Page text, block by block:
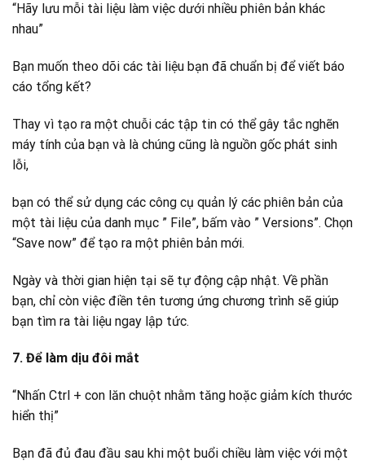
“Hãy lưu mỗi tài liệu làm việc dưới nhiều phiên bản khác
nhau”
Bạn muốn theo dõi các tài liệu bạn đã chuẩn bị để viết báo
cáo tổng kết?
Thay vì tạo ra một chuỗi các tập tin có thể gây tắc nghẽn
máy tính của bạn và là chúng cũng là nguồn gốc phát sinh
lỗi,
bạn có thể sử dụng các công cụ quản lý các phiên bản của
một tài liệu của danh mục ” File”, bấm vào ” Versions”. Chọn
“Save now” để tạo ra một phiên bản mới.
Ngày và thời gian hiện tại sẽ tự động cập nhật. Về phần
bạn, chỉ còn việc điền tên tương ứng chương trình sẽ giúp
bạn tìm ra tài liệu ngay lập tức.
7. Để làm dịu đôi mắt
“Nhấn Ctrl + con lăn chuột nhằm tăng hoặc giảm kích thước
hiển thị”
Bạn đã đủ đau đầu sau khi một buổi chiều làm việc với một